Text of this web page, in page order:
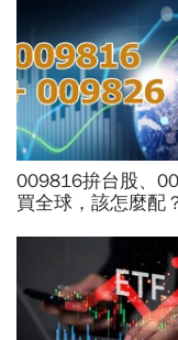
009816拚台股、
買全球，該怎麼配
海老牛說，這種人